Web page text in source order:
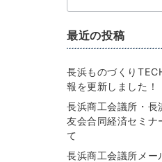
最近の投稿
長浜ものづくり
報を更新しました！
長浜商工会議所・長
友会合同経済セミナ
て
長浜商工会議所メ